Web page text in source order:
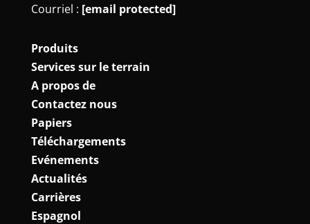
Courriel : [email protected]
Produits
Services sur le terrain
A propos de
Contactez nous
Papiers
Téléchargements
Evénements
Actualités
Carrières
Espagnol